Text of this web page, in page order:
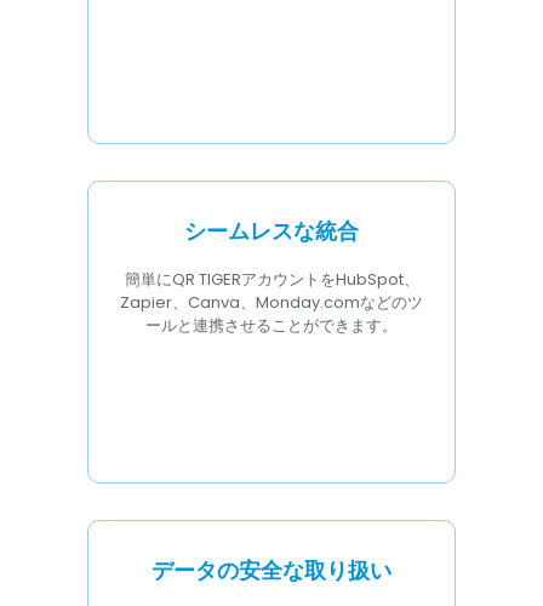
シームレスな統合
簡単にQR TIGERアカウントをHubSpot、
Zapier、Canva、Monday.comなどのツ
ールと連携させることができます。
データの安全な取り扱い